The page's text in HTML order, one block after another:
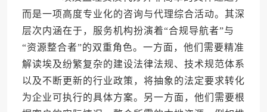
而是一项高度专业化的咨询与代理综合活动。其深
层次内涵在于，服务机构扮演着“合规导航者”与
“资源整合者”的双重角色。一方面，他们需要精准
解读埃及纷繁复杂的建设法律法规、技术规范体系
以及不断更新的行业政策，将抽象的法定要求转化
为企业可执行的具体方案。另一方面，他们需要根